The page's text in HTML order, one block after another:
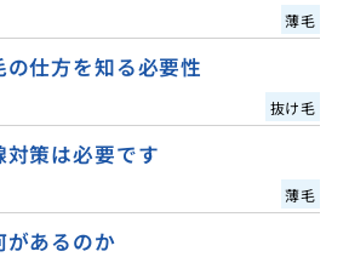
薄毛
仕方を知る必要性
抜け毛
策は必要です
薄毛
があるのか